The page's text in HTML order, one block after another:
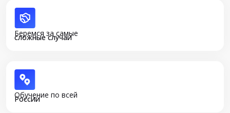
Беремся за самые
сложные случаи
Обучение по всей
России